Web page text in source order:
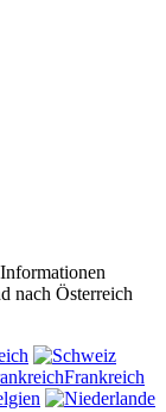
nach Österreich
Frankreich